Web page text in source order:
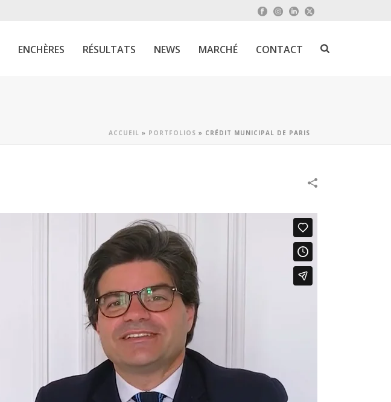
ENCHÈRES RÉSULTATS NEWS MARCHÉ CONTACT
ACCUEIL » PORTFOLIOS » CRÉDIT MUNICIPAL DE PARIS